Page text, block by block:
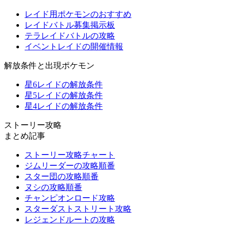
レイド用ポケモンのおすすめ
レイドバトル募集掲示板
テラレイドバトルの攻略
イベントレイドの開催情報
解放条件と出現ポケモン
星6レイドの解放条件
星5レイドの解放条件
星4レイドの解放条件
ストーリー攻略
まとめ記事
ストーリー攻略チャート
ジムリーダーの攻略順番
スター団の攻略順番
ヌシの攻略順番
チャンピオンロード攻略
スターダストストリート攻略
レジェンドルートの攻略